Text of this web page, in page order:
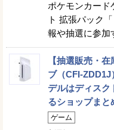
ポケモンカード
ト 拡張パック
報や抽選に参加
【抽選販売・
ブ（CFI-
デルはディスク
るショップまと
ゲーム